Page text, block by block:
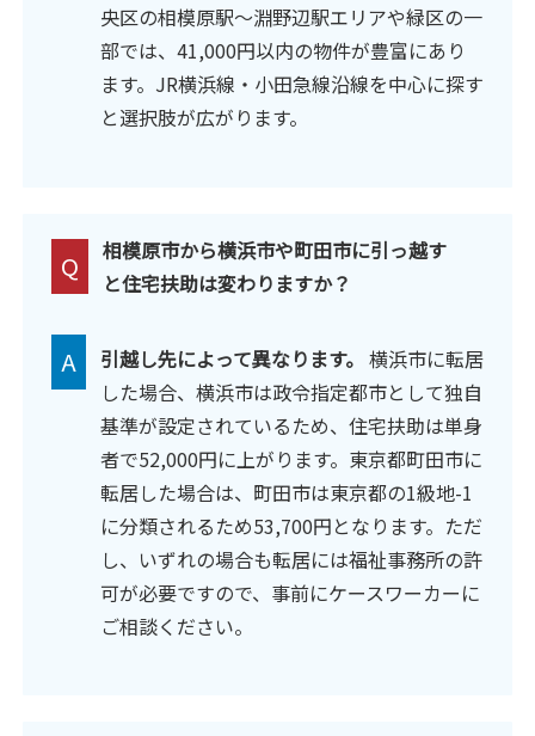
央区の相模原駅〜淵野辺駅エリアや緑区の一
部では、41,000円以内の物件が豊富にあり
ます。JR横浜線・小田急線沿線を中心に探す
と選択肢が広がります。
Q
相模原市から横浜市や町田市に引っ越す
と住宅扶助は変わりますか？
A 引越し先によって異なります。 横浜市に転居
した場合、横浜市は政令指定都市として独自
基準が設定されているため、住宅扶助は単身
者で52,000円に上がります。東京都町田市に
転居した場合は、町田市は東京都の1級地-1
に分類されるため53,700円となります。ただ
し、いずれの場合も転居には福祉事務所の許
可が必要ですので、事前にケースワーカーに
ご相談ください。